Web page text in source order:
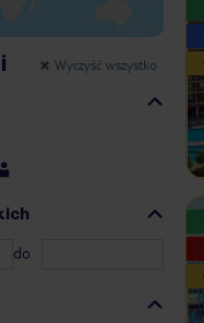
Wyczyść wszystko
do